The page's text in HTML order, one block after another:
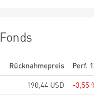
Rücknahmepreis
Perf.
190,44 USD
-3,55